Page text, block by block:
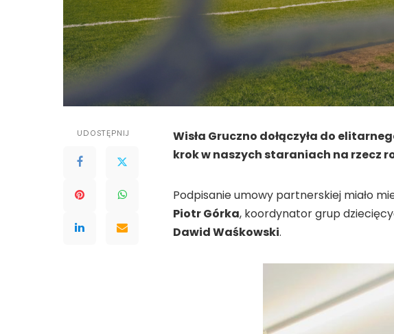
UDOSTĘPNIJ
Wisła Gruczno dołączyła do
krok w naszych staraniach na rzecz
Podpisanie umowy partnerskiej miało
Piotr Górka, koordynator grup
Dawid Waśkowski.